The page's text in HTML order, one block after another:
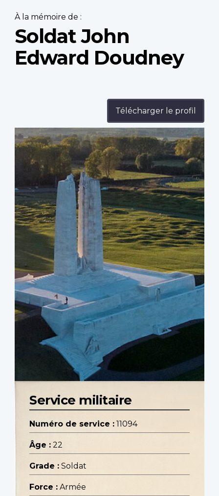
À la mémoire de :
Soldat John
Edward Doudney
Télécharger le profil
Profile
image
Service militaire
Numéro de service : 11094
Âge : 22
Grade : Soldat
Force : Armée